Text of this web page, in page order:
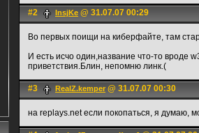
#2 InsjKe @ 31.07.07 00:29
Во первых поищи на киберфайте, там
И есть исчо один,название что-то вроде
приветствия.Блин, непомню линк.(
#3 RealZ.kemper @ 31.07.07 00:30
на replays.net если покопаться, я думаю,